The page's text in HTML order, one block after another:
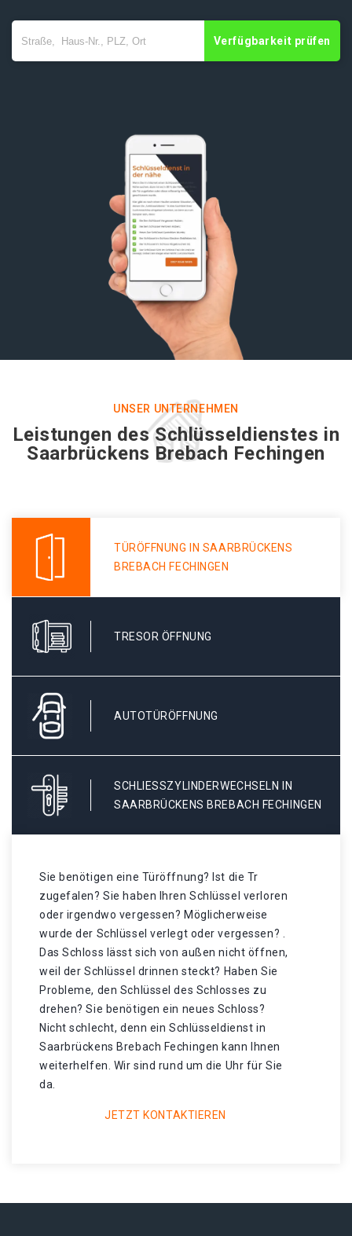
Verfügbarkeit prüfen
UNSER UNTERNEHMEN
Leistungen des Schlüsseldienstes in
Saarbrückens Brebach Fechingen
TÜRÖFFNUNG IN SAARBRÜCKENS
BREBACH FECHINGEN
TRESOR ÖFFNUNG
AUTOTÜRÖFFNUNG
SCHLIESSZYLINDERWECHSELN IN S
AARBRÜCKENS BREBACH FECHINGEN
Sie benötigen eine Türöffnung? Ist die Tr
zugefalen? Sie haben Ihren Schlüssel verloren
oder irgendwo vergessen? Möglicherweise
wurde der Schlüssel verlegt oder vergessen? .
Das Schloss lässt sich von außen nicht öffnen,
weil der Schlüssel drinnen steckt? Haben Sie
Probleme, den Schlüssel des Schlosses zu
drehen? Sie benötigen ein neues Schloss?
Nicht schlecht, denn ein Schlüsseldienst in
Saarbrückens Brebach Fechingen kann Ihnen
weiterhelfen. Wir sind rund um die Uhr für Sie
da.
JETZT KONTAKTIEREN